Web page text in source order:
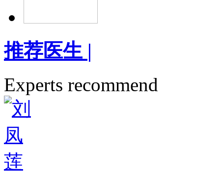
推荐医生 |
Experts recommend